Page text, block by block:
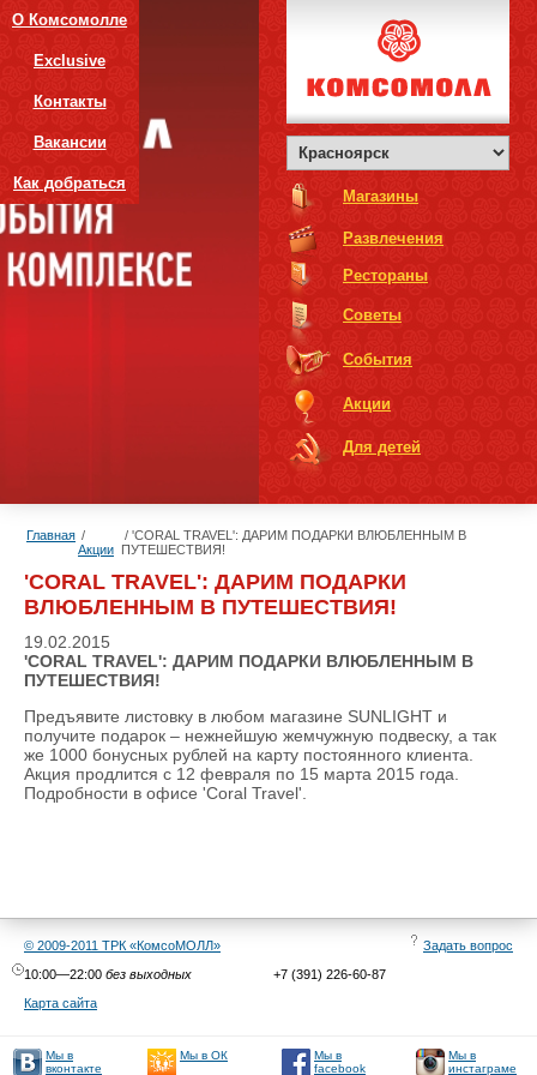
О Комсомолле
Exclusive
Контакты
Вакансии
Как добраться
Магазины
Развлечения
Рестораны
Советы
События
Акции
Для детей
Главная
Акции
'CORAL TRAVEL': ДАРИМ ПОДАРКИ ВЛЮБЛЕННЫМ В
ПУТЕШЕСТВИЯ!
'CORAL TRAVEL': ДАРИМ ПОДАРКИ
ВЛЮБЛЕННЫМ В ПУТЕШЕСТВИЯ!
19.02.2015
'CORAL TRAVEL': ДАРИМ ПОДАРКИ ВЛЮБЛЕННЫМ В
ПУТЕШЕСТВИЯ!
Предъявите листовку в любом магазине SUNLIGHT и
получите подарок – нежнейшую жемчужную подвеску, а так
же 1000 бонусных рублей на карту постоянного клиента.
Акция продлится с 12 февраля по 15 марта 2015 года.
Подробности в офисе 'Coral Travel'.
© 2009-2011 ТРК «КомсоМОЛЛ»
Задать вопрос
10:00—22:00 без выходных
+7 (391) 226-60-87
Карта сайта
Мы в
вконтакте
Мы в ОК
Мы в
facebook
Мы в
инстаграме